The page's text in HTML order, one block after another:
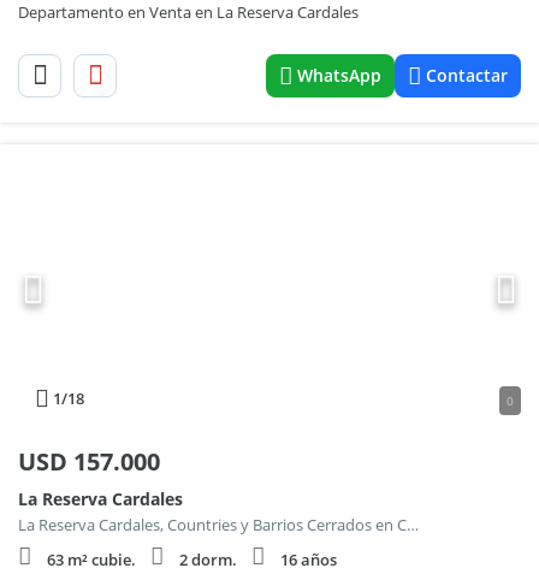
Departamento en Venta en La Reserva Cardales
WhatsApp Contactar
1/18 0
USD 157.000
La Reserva Cardales
La Reserva Cardales, Countries y Barrios Cerrados en Campana
63 m² cubie.
2 dorm. 16 años